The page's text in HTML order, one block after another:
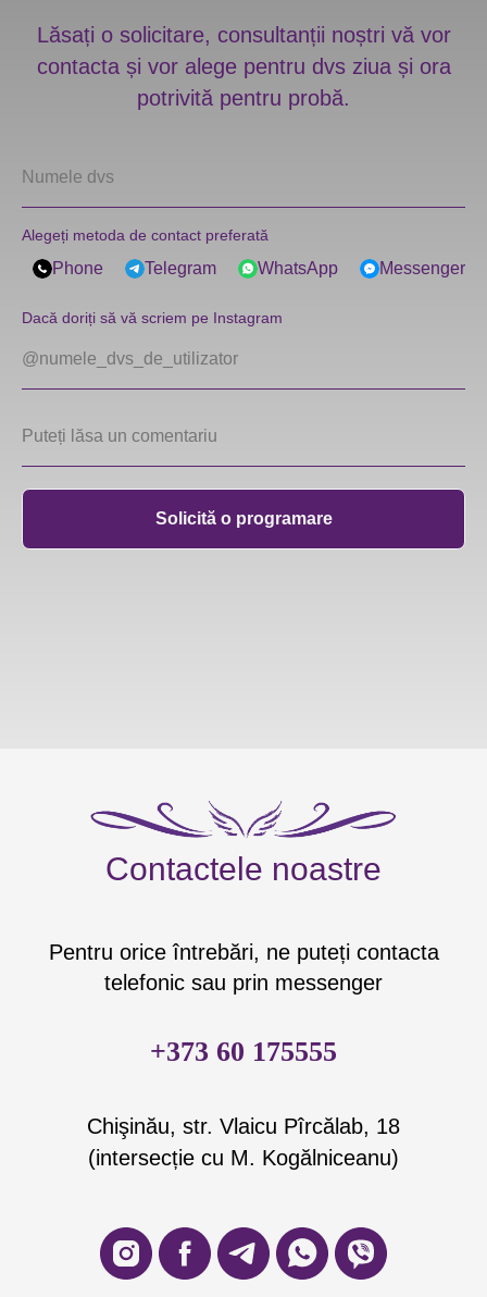
Lăsați o solicitare, consultanții noștri vă vor
contacta și vor alege pentru dvs ziua și ora
potrivită pentru probă.
Alegeți metoda de contact preferată
Phone Telegram WhatsApp Messenger
Dacă doriți să vă scriem pe Instagram
Solicită o programare
Contactele noastre
Pentru orice întrebări, ne puteți contacta
telefonic sau prin messenger
+373 60 175555
Chişinău, str. Vlaicu Pîrcălab, 18
(intersecție cu M. Kogălniceanu)